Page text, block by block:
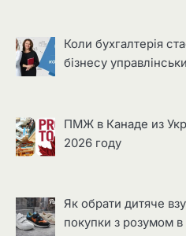
Коли бухгалтерія
бізнесу
ПМЖ в Канаде из
2026 году
Як обрати дитяче
покупки з розумом